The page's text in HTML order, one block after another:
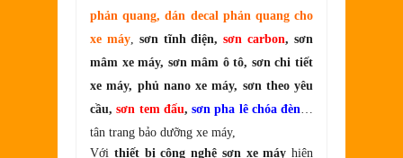
phản quang, dán decal phản quang cho
xe máy, sơn tĩnh điện,sơn carbon, sơn
mâm xe máy, sơn mâm ô tô, sơn chi tiết
xe máy, phủ nano xe máy, sơn theo yêu
cầu,sơn tem đấu, sơn pha lê chóa đèn…
tân trang bảo dưỡng xe máy,
Với thiết bị công nghệ sơn xe máy hiện